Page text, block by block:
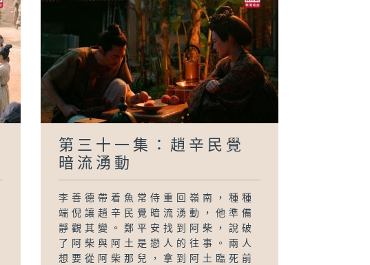
第三十一集：趙辛民覺
暗流湧動
李善德帶着魚常侍重回嶺南，種種
端倪讓趙辛民覺暗流湧動，他準備
靜觀其變。鄭平安找到阿柴，說破
了阿柴與阿土是戀人的往事。兩人
想要從阿柴那兒，拿到阿土臨死前